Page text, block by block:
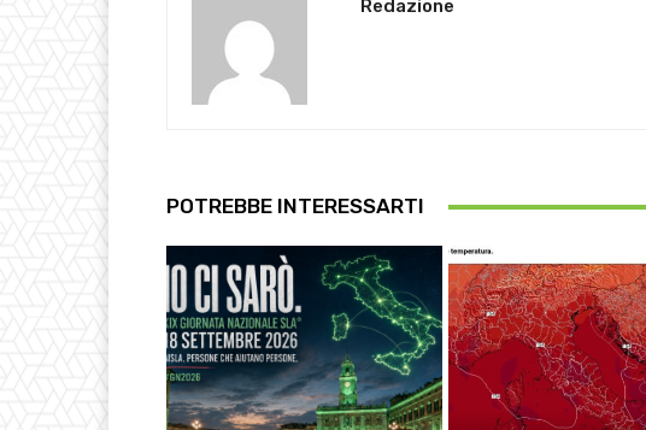
Redazione
POTREBBE INTERESSARTI